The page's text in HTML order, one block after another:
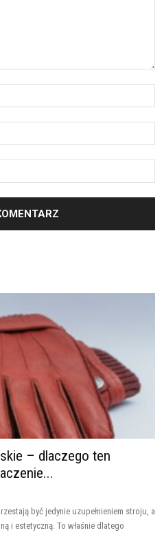
– dlaczego ten
być jedynie uzupełnieniem stroju, a
i estetyczną. To właśnie dlatego